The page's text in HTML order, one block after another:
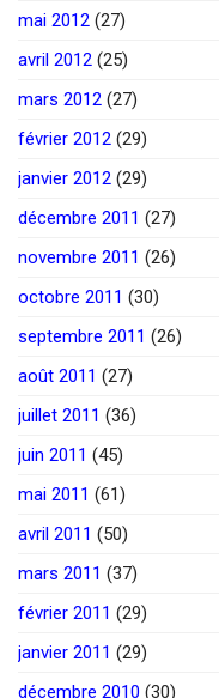
mai 2012 (27)
avril 2012 (25)
mars 2012 (27)
février 2012 (29)
janvier 2012 (29)
décembre 2011 (27)
novembre 2011 (26)
octobre 2011 (30)
septembre 2011 (26)
août 2011 (27)
juillet 2011 (36)
juin 2011 (45)
mai 2011 (61)
avril 2011 (50)
mars 2011 (37)
février 2011 (29)
janvier 2011 (29)
décembre 2010 (30)